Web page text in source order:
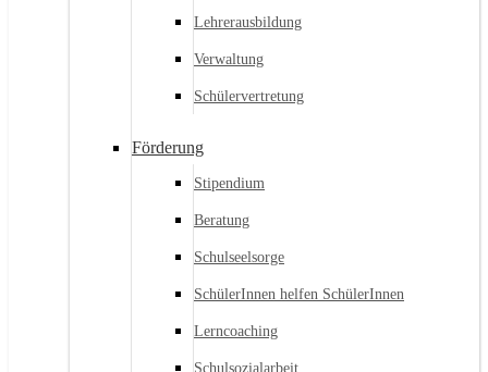
Lehrerausbildung
Verwaltung
Schülervertretung
Förderung
Stipendium
Beratung
Schulseelsorge
SchülerInnen helfen SchülerInnen
Lerncoaching
Schulsozialarbeit